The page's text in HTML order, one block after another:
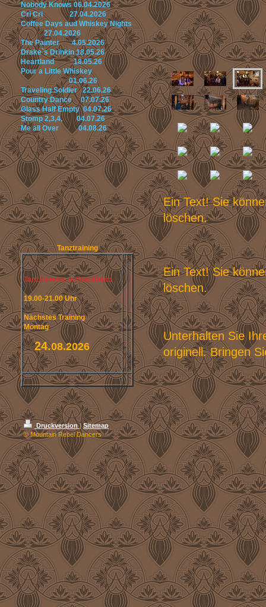
Ein Text! Sie
löschen.
Ein Text! Sie
löschen.
Unterhalten Sie
originell. Bringen
Nobody Knows 06.04.2026
Cri Cri 27.04.2026
Coffee Days aud Whiskey Nights
27.04.2026
The Painter 4.05.2026
Drake`s Drinkin 18.05.26
Heartland 18.05.26
Pour a Little Whiskey
01.06.26
Traveling Soldier 22.06.26
Country Dance 07.07.26
Glass Half Empty 04.07.26
Stomp 2,3,4, 04.07.26
Me all Over 04.08.26
Tanztraining
Tanztraining in Stockheim
19.00-21.00 Uhr
Nächstes Training
Montag
24.08.2026
Druckversion| Sitemap
© Mountain Rebel Dancers